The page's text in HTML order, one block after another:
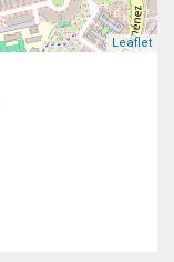
Leaflet